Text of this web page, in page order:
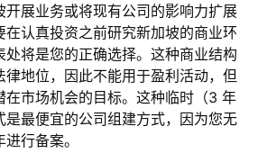
开展业务或将现有公司的影响力扩展
在认真投资之前研究新加坡的商业环
处将是您的正确选择。这种商业结构
律地位，因此不能用于盈利活动，但
在市场机会的目标。这种临时（3 年
是最便宜的公司组建方式，因为您无
行备案。